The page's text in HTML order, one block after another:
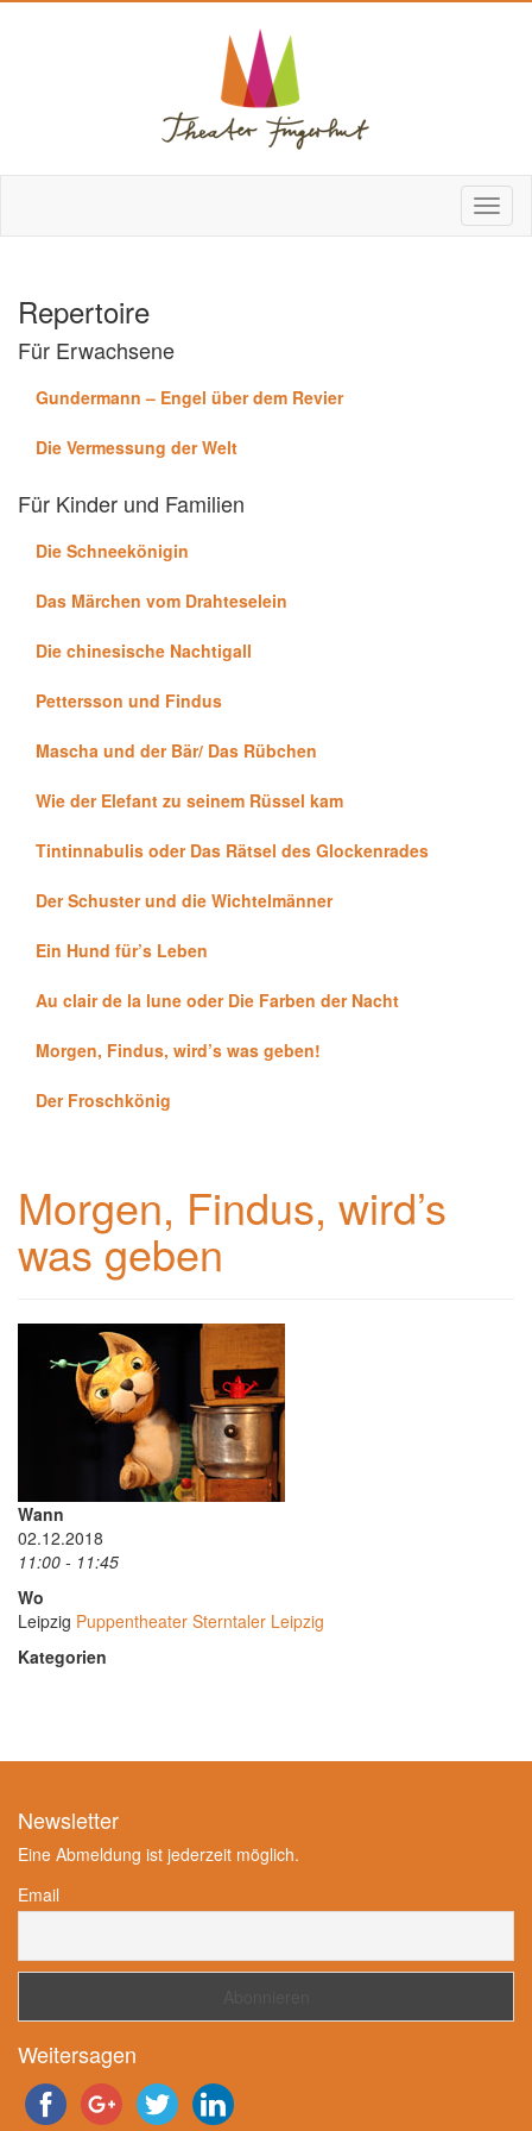
Repertoire
Für Erwachsene
Gundermann – Engel über dem Revier
Die Vermessung der Welt
Für Kinder und Familien
Die Schneekönigin
Das Märchen vom Drahteselein
Die chinesische Nachtigall
Pettersson und Findus
Mascha und der Bär/ Das Rübchen
Wie der Elefant zu seinem Rüssel kam
Tintinnabulis oder Das Rätsel des Glockenrades
Der Schuster und die Wichtelmänner
Ein Hund für’s Leben
Au clair de la lune oder Die Farben der Nacht
Morgen, Findus, wird’s was geben!
Der Froschkönig
Morgen, Findus, wird’s
was geben
Wann
02.12.2018
11:00 - 11:45
Wo
Leipzig Puppentheater Sterntaler Leipzig
Kategorien
Newsletter
Eine Abmeldung ist jederzeit möglich.
Email
Weitersagen